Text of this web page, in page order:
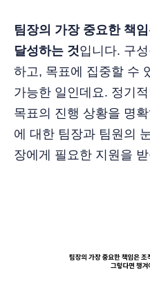
팀장의 가장 중요한 책
달성하는 것입니다. 구
하고, 목표에 집중할 수
가능한 일인데요. 정기
목표의 진행 상황을 명
에 대한 팀장과 팀원의
장에게 필요한 지원을